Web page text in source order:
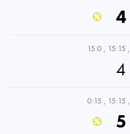
4
15:0 , 15:15 ,
4
0:15 , 15:15 ,
5